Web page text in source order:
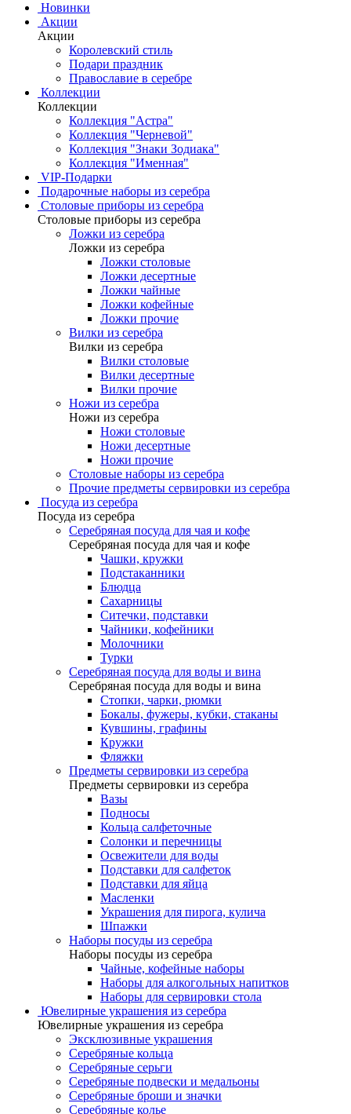
Новинки
Акции
Акции
Королевский стиль
Подари праздник
Православие в серебре
Коллекции
Коллекции
Коллекция "Астра"
Коллекция "Черневой"
Коллекция "Знаки Зодиака"
Коллекция "Именная"
VIP-Подарки
Подарочные наборы из серебра
Столовые приборы из серебра
Столовые приборы из серебра
Ложки из серебра
Ложки из серебра
Ложки столовые
Ложки десертные
Ложки чайные
Ложки кофейные
Ложки прочие
Вилки из серебра
Вилки из серебра
Вилки столовые
Вилки десертные
Вилки прочие
Ножи из серебра
Ножи из серебра
Ножи столовые
Ножи десертные
Ножи прочие
Столовые наборы из серебра
Прочие предметы сервировки из серебра
Посуда из серебра
Посуда из серебра
Серебряная посуда для чая и кофе
Серебряная посуда для чая и кофе
Чашки, кружки
Подстаканники
Блюдца
Сахарницы
Ситечки, подставки
Чайники, кофейники
Молочники
Турки
Серебряная посуда для воды и вина
Серебряная посуда для воды и вина
Стопки, чарки, рюмки
Бокалы, фужеры, кубки, стаканы
Кувшины, графины
Кружки
Фляжки
Предметы сервировки из серебра
Предметы сервировки из серебра
Вазы
Подносы
Кольца салфеточные
Солонки и перечницы
Освежители для воды
Подставки для салфеток
Подставки для яйца
Масленки
Украшения для пирога, кулича
Шпажки
Наборы посуды из серебра
Наборы посуды из серебра
Чайные, кофейные наборы
Наборы для алкогольных напитков
Наборы для сервировки стола
Ювелирные украшения из серебра
Ювелирные украшения из серебра
Эксклюзивные украшения
Серебряные кольца
Серебряные серьги
Серебряные подвески и медальоны
Серебряные броши и значки
Серебряные колье